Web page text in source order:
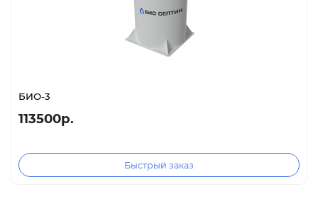
БИО-3
113500р.
Быстрый заказ